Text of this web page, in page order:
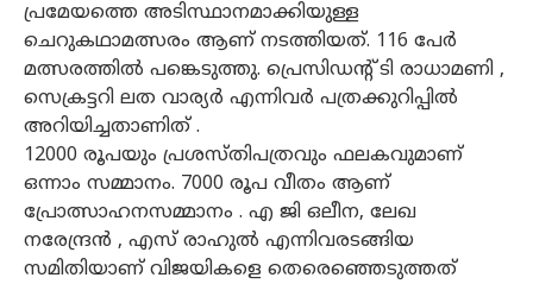
പ്രമേയത്തെ അടിസ്ഥാനമാക്കിയുള്ള
ചെറുകഥാമത്സരം ആണ് നടത്തിയത്. 116 പേർ
മത്സരത്തിൽ പങ്കെടുത്തു. പ്രെസിഡന്റ്‌ ടി രാധാമണി ,
സെക്രട്ടറി ലത വാര്യർ എന്നിവർ പത്രക്കുറിപ്പിൽ
അറിയിച്ചതാണിത് .
12000 രൂപയും പ്രശസ്തിപത്രവും ഫലകവുമാണ്
ഒന്നാം സമ്മാനം. 7000 രൂപ വീതം ആണ്
പ്രോത്സാഹനസമ്മാനം . എ ജി ഒലീന, ലേഖ
നരേന്ദ്രൻ , എസ് രാഹുൽ എന്നിവരടങ്ങിയ
സമിതിയാണ് വിജയികളെ തെരെഞ്ഞെടുത്തത്